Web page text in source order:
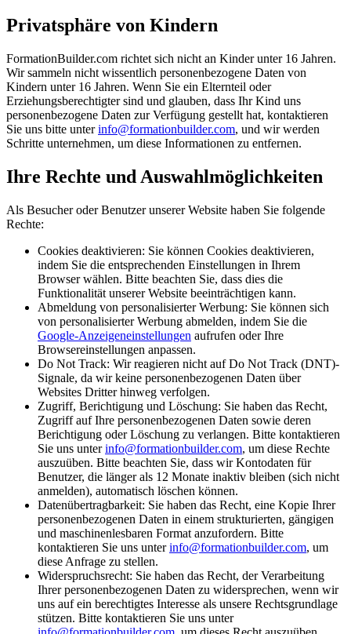
Privatsphäre von Kindern
FormationBuilder.com richtet sich nicht an Kinder unter 16 Jahren.
Wir sammeln nicht wissentlich personenbezogene Daten von
Kindern unter 16 Jahren. Wenn Sie ein Elternteil oder
Erziehungsberechtigter sind und glauben, dass Ihr Kind uns
personenbezogene Daten zur Verfügung gestellt hat, kontaktieren
Sie uns bitte unterinfo@formationbuilder.com, und wir werden
Schritte unternehmen, um diese Informationen zu entfernen.
Ihre Rechte und Auswahlmöglichkeiten
Als Besucher oder Benutzer unserer Website haben Sie folgende
Rechte:
Cookies deaktivieren: Sie können Cookies deaktivieren,
indem Sie die entsprechenden Einstellungen in Ihrem
Browser wählen. Bitte beachten Sie, dass dies die
Funktionalität unserer Website beeinträchtigen kann.
Abmeldung von personalisierter Werbung: Sie können sich
von personalisierter Werbung abmelden, indem Sie die
Google-Anzeigeneinstellungen aufrufen oder Ihre
Browsereinstellungen anpassen.
Do Not Track: Wir reagieren nicht auf Do Not Track (DNT)-
Signale, da wir keine personenbezogenen Daten über
Websites Dritter hinweg verfolgen.
Zugriff, Berichtigung und Löschung: Sie haben das Recht,
Zugriff auf Ihre personenbezogenen Daten sowie deren
Berichtigung oder Löschung zu verlangen. Bitte kontaktieren
Sie uns unterinfo@formationbuilder.com, um diese Rechte
auszuüben. Bitte beachten Sie, dass wir Kontodaten für
Benutzer, die länger als 12 Monate inaktiv bleiben (sich nicht
anmelden), automatisch löschen können.
Datenübertragbarkeit: Sie haben das Recht, eine Kopie Ihrer
personenbezogenen Daten in einem strukturierten, gängigen
und maschinenlesbaren Format anzufordern. Bitte
kontaktieren Sie uns unterinfo@formationbuilder.com, um
diese Anfrage zu stellen.
Widerspruchsrecht: Sie haben das Recht, der Verarbeitung
Ihrer personenbezogenen Daten zu widersprechen, wenn wir
uns auf ein berechtigtes Interesse als unsere Rechtsgrundlage
stützen. Bitte kontaktieren Sie uns unter